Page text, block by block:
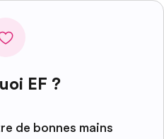
EF ?
de bonnes mains